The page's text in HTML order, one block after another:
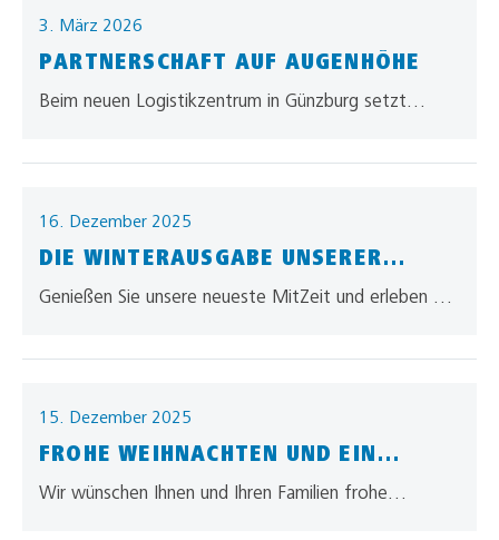
3. März 2026
PARTNERSCHAFT AUF AUGENHÖHE
Beim neuen Logistikzentrum in Günzburg setzt
Handling: Flurförderzeuge, Regalsysteme,
16. Dezember 2025
DIE WINTERAUSGABE UNSERER
NEUEN MITZEIT IST DA
Genießen Sie unsere neueste MitZeit und erleben Sie
15. Dezember 2025
FROHE WEIHNACHTEN UND EIN
GESUNDES NEUES JAHR
Wir wünschen Ihnen und Ihren Familien frohe